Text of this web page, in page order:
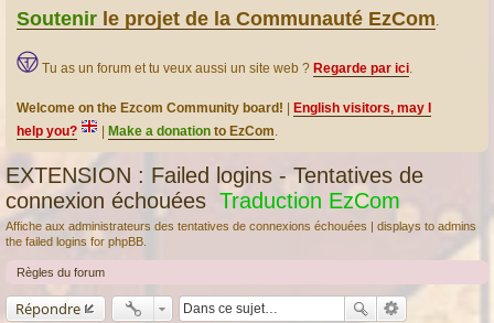
Soutenir le projet de la Communauté EzCom.
Tu as un forum et tu veux aussi un site web ? Regarde par ici.
Welcome on the Ezcom Community board!
English visitors, may I
help you?
Make a donation to EzCom.
EXTENSION : Failed logins - Tentatives de
connexion échouées Traduction EzCom
Affiche aux administrateurs des tentatives de connexions échouées | displays to admins
the failed logins for phpBB.
Règles du forum
Répondre